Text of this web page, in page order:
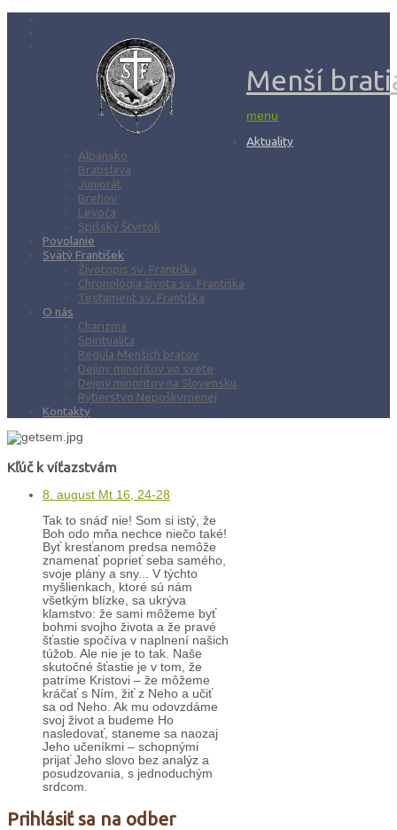
Menší
menu
Aktuality
Albánsko
Bratislava
Juniorát
Brehov
Levoča
Spišský Štvrtok
Povolanie
Svätý František
Životopis sv. Františka
Chronológia života sv. Františka
Testament sv. Františka
O nás
Charizma
Spiritualita
Regula Menších bratov
Dejiny minoritov vo svete
Dejiny minoritov na Slovensku
Rytierstvo Nepoškvrnenej
Kontakty
Kľúč k víťazstvám
8. august Mt 16, 24-28
Tak to snáď nie! Som si istý, že
Boh odo mňa nechce niečo také!
Byť kresťanom predsa nemôže
znamenať poprieť seba samého,
svoje plány a sny... V týchto
myšlienkach, ktoré sú nám
všetkým blízke, sa ukrýva
klamstvo: že sami môžeme byť
bohmi svojho života a že pravé
šťastie spočíva v naplnení našich
túžob. Ale nie je to tak. Naše
skutočné šťastie je v tom, že
patríme Kristovi – že môžeme
kráčať s Ním, žiť z Neho a učiť
sa od Neho. Ak mu odovzdáme
svoj život a budeme Ho
nasledovať, staneme sa naozaj
Jeho učeníkmi – schopnými
prijať Jeho slovo bez analýz a
posudzovania, s jednoduchým
srdcom.
Prihlásiť sa na odber